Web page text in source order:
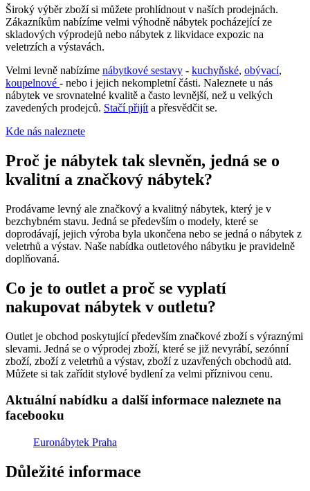
Široký výběr zboží si můžete prohlídnout v naších prodejnách.
Zákazníkům nabízíme velmi výhodně nábytek pocházející ze
skladových výprodejů nebo nábytek z likvidace expozic na
veletrzích a výstavách.
Velmi levně nabízíme nábytkové sestavy - kuchyňské, obývací,
koupelnové - nebo i jejich nekompletní části. Naleznete u nás
nábytek ve srovnatelné kvalitě a často levnější, než u velkých
zavedených prodejců. Stačí přijít a přesvědčit se.
Kde nás naleznete
Proč je nábytek tak slevněn, jedná se o
kvalitní a značkový nábytek?
Prodávame levný ale značkový a kvalitný nábytek, který je v
bezchybném stavu. Jedná se především o modely, které se
doprodávají, jejich výroba byla ukončena nebo se jedná o nábytek z
veletrhů a výstav. Naše nabídka outletového nábytku je pravidelně
doplňovaná.
Co je to outlet a proč se vyplatí
nakupovat nábytek v outletu?
Outlet je obchod poskytující především značkové zboží s výraznými
slevami. Jedná se o výprodej zboží, které se již nevyrábí, sezónní
zboží, zboží z veletrhů a výstav, zboží z uzavřených obchodů atd.
Můžete si tak zařídit stylové bydlení za velmi příznivou cenu.
Aktuální nabídku a další informace naleznete na
facebooku
Euronábytek Praha
Důležité informace